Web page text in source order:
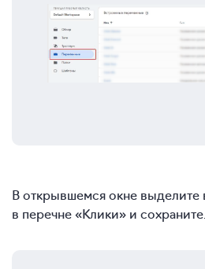
В открывшемся окне
в перечне «Клики» и сохраните.